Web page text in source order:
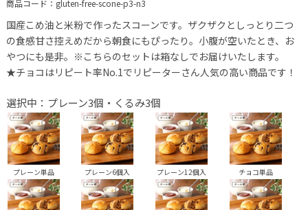
商品コード： gluten-free-scone-p3-n3
国産こめ油と米粉で作ったスコーンです。ザクザクとしっとり二つ
の食感甘さ控えめだから朝食にもぴったり。小腹が空いたとき、お
やつにも是非。※こちらのセットは箱なしでお届けいたします。
★チョコはリピート率No.1でリピーターさん人気の高い商品です！
選択中：プレーン3個・くるみ3個
プレーン単品 プレーン6個入 プレーン12個入 チョコ単品